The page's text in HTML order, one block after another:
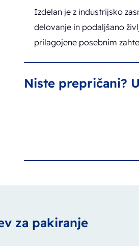
Izdelan je z industrijsko
delovanje in podaljšano
prilagojene posebnim
Niste prepričani?
za pakiranje